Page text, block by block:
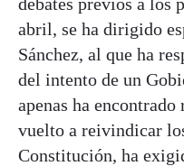
abril, se ha dirigido
Sánchez, al que ha
del intento de un
apenas ha encontrado
vuelto a reivindicar
Constitución, ha